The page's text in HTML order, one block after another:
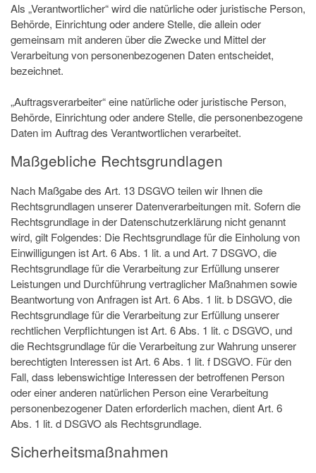
Als „Verantwortlicher“ wird die natürliche oder juristische Person,
Behörde, Einrichtung oder andere Stelle, die allein oder
gemeinsam mit anderen über die Zwecke und Mittel der
Verarbeitung von personenbezogenen Daten entscheidet,
bezeichnet.
„Auftragsverarbeiter“ eine natürliche oder juristische Person,
Behörde, Einrichtung oder andere Stelle, die personenbezogene
Daten im Auftrag des Verantwortlichen verarbeitet.
Maßgebliche Rechtsgrundlagen
Nach Maßgabe des Art. 13 DSGVO teilen wir Ihnen die
Rechtsgrundlagen unserer Datenverarbeitungen mit. Sofern die
Rechtsgrundlage in der Datenschutzerklärung nicht genannt
wird, gilt Folgendes: Die Rechtsgrundlage für die Einholung von
Einwilligungen ist Art. 6 Abs. 1 lit. a und Art. 7 DSGVO, die
Rechtsgrundlage für die Verarbeitung zur Erfüllung unserer
Leistungen und Durchführung vertraglicher Maßnahmen sowie
Beantwortung von Anfragen ist Art. 6 Abs. 1 lit. b DSGVO, die
Rechtsgrundlage für die Verarbeitung zur Erfüllung unserer
rechtlichen Verpflichtungen ist Art. 6 Abs. 1 lit. c DSGVO, und
die Rechtsgrundlage für die Verarbeitung zur Wahrung unserer
berechtigten Interessen ist Art. 6 Abs. 1 lit. f DSGVO. Für den
Fall, dass lebenswichtige Interessen der betroffenen Person
oder einer anderen natürlichen Person eine Verarbeitung
personenbezogener Daten erforderlich machen, dient Art. 6
Abs. 1 lit. d DSGVO als Rechtsgrundlage.
Sicherheitsmaßnahmen